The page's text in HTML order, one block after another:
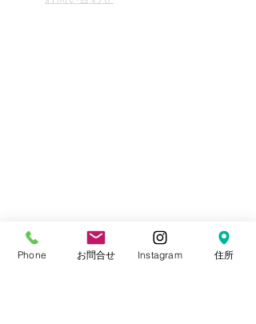
MEMBERS
Phone お問合せ Instagram 住所